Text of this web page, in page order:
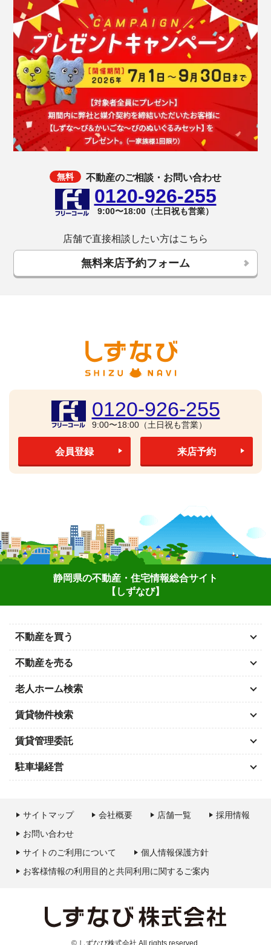
不動産のご相談・お問い合わせ
0120-926-255
9:00〜18:00（土日祝も営業）
店舗で直接相談したい方はこちら
無料来店予約フォーム
0120-926-255
9:00〜18:00（土日祝も営業）
会員登録 来店予約
静岡県の不動産・住宅情報総合サイト
【しずなび】
不動産を買う
不動産を売る
老人ホーム検索
賃貸物件検索
賃貸管理委託
駐車場経営
サイトマップ 会社概要 店舗一覧
採用情報
お問い合わせ
サイトのご利用について
個人情報保護方針
お客様情報の利用目的と共同利用に関するご案内
© しずなび株式会社 All rights reserved.